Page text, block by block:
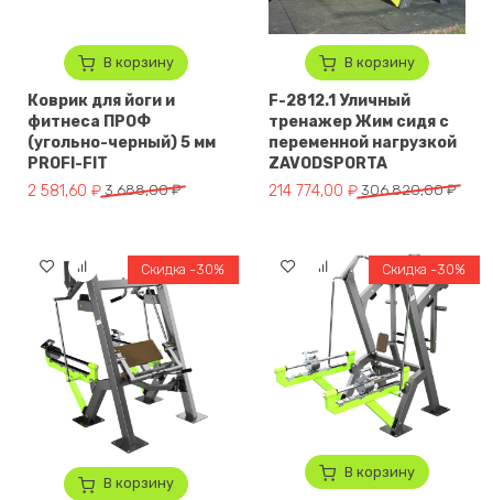
В корзину
Коврик для йоги и
фитнеса ПРОФ
(угольно-черный) 5 мм
PROFI-FIT
3 688,00₽
Первоначальная цена составляла 3 688,00 ₽.
2 581,60 ₽
Текущая цена: 2 581,60 ₽.
В корзину
F-2812.1 Уличный
тренажер Жим сидя с
переменной нагрузкой
ZAVODSPORTA
306 820,00₽
Первоначальная цена
214 774,00 ₽
Текущая цена: 214 774,00 ₽.
В корзину
Скидка -30%
В корзину
Скидка -30%